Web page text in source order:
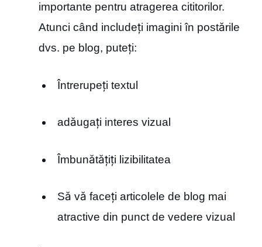
importante pentru atragerea cititorilor.
Atunci când includeți imagini în postările
dvs. pe blog, puteți:
Întrerupeți textul
adăugați interes vizual
Îmbunătățiți lizibilitatea
Să vă faceți articolele de blog mai
atractive din punct de vedere vizual